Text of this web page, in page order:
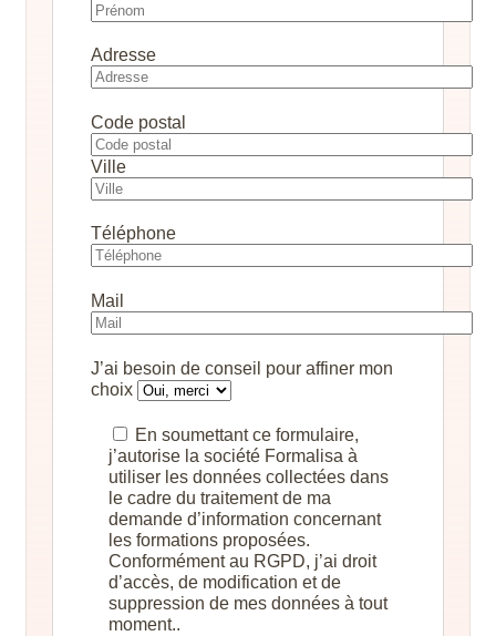
Adresse
Code postal
Ville
Téléphone
Mail
J’ai besoin de conseil pour affiner mon
choix
En soumettant ce formulaire,
j’autorise la société Formalisa à
utiliser les données collectées dans
le cadre du traitement de ma
demande d’information concernant
les formations proposées.
Conformément au RGPD, j’ai droit
d’accès, de modification et de
suppression de mes données à tout
moment..